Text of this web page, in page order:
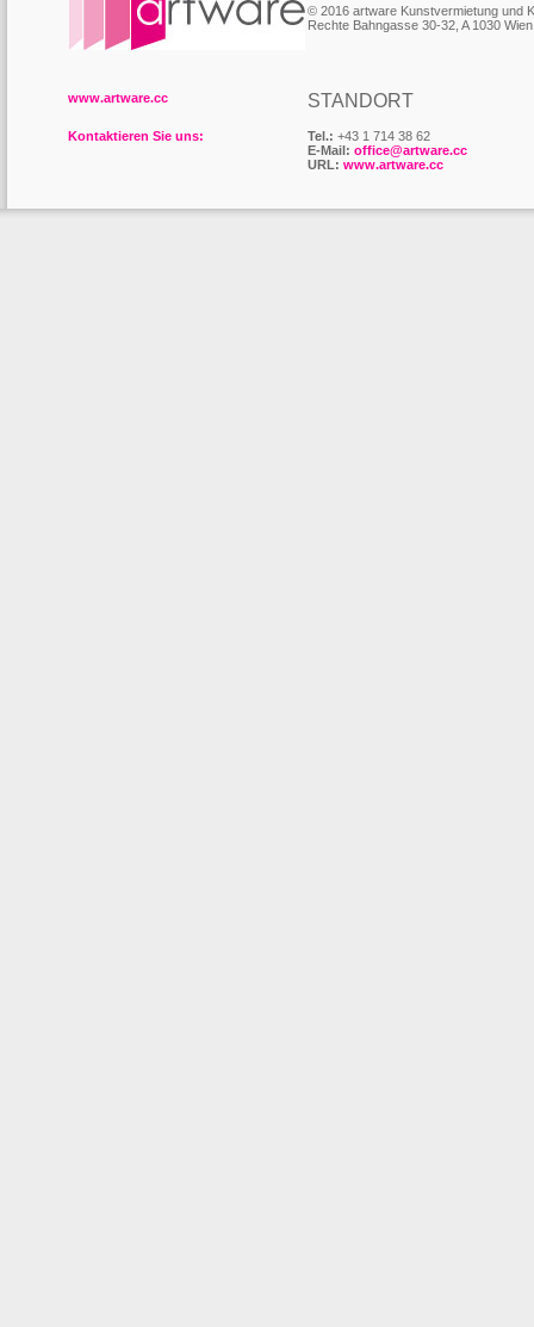
© 2016 artware Kunstvermietung und
Rechte Bahngasse 30-32, A 1030 Wien
www.artware.cc STANDORT
Kontaktieren Sie uns: Tel.: +43 1 714 38 62
E-Mail: office@artware.cc
URL: www.artware.cc